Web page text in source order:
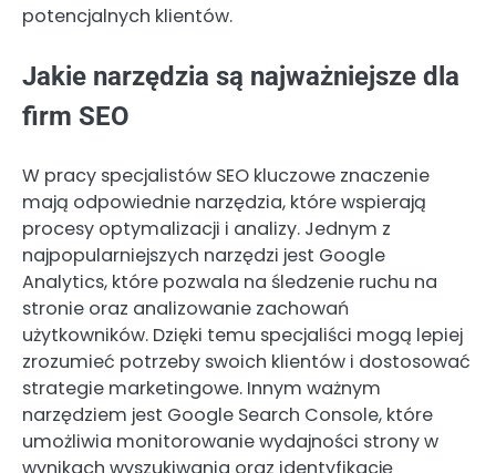
potencjalnych klientów.
Jakie narzędzia są najważniejsze dla
firm SEO
W pracy specjalistów SEO kluczowe znaczenie
mają odpowiednie narzędzia, które wspierają
procesy optymalizacji i analizy. Jednym z
najpopularniejszych narzędzi jest Google
Analytics, które pozwala na śledzenie ruchu na
stronie oraz analizowanie zachowań
użytkowników. Dzięki temu specjaliści mogą lepiej
zrozumieć potrzeby swoich klientów i dostosować
strategie marketingowe. Innym ważnym
narzędziem jest Google Search Console, które
umożliwia monitorowanie wydajności strony w